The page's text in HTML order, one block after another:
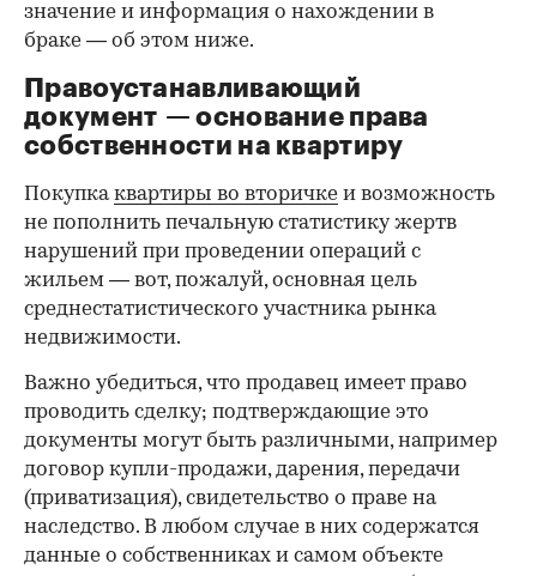
00:00 / 00:00
значение и информация о нахождении в
браке — об этом ниже.
Правоустанавливающий
документ — основание права
собственности на квартиру
Покупкаквартиры во вторичке и возможность
не пополнить печальную статистику жертв
нарушений при проведении операций с
жильем — вот, пожалуй, основная цель
среднестатистического участника рынка
недвижимости.
Важно убедиться, что продавец имеет право
проводить сделку; подтверждающие это
документы могут быть различными, например
договор купли-продажи, дарения, передачи
(приватизация), свидетельство о праве на
наследство. В любом случае в них содержатся
данные о собственниках и самом объекте